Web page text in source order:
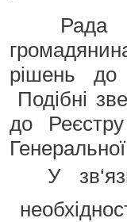
Рада
рішень до
Подібні
до
У